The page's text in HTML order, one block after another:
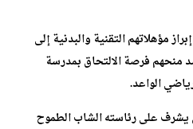
مؤهلاتهم التقنية والبدنية إلى
منحهم فرصة الالتحاق بمدرسة
الواعد.
يشرف على رئاسته الشاب الطموح